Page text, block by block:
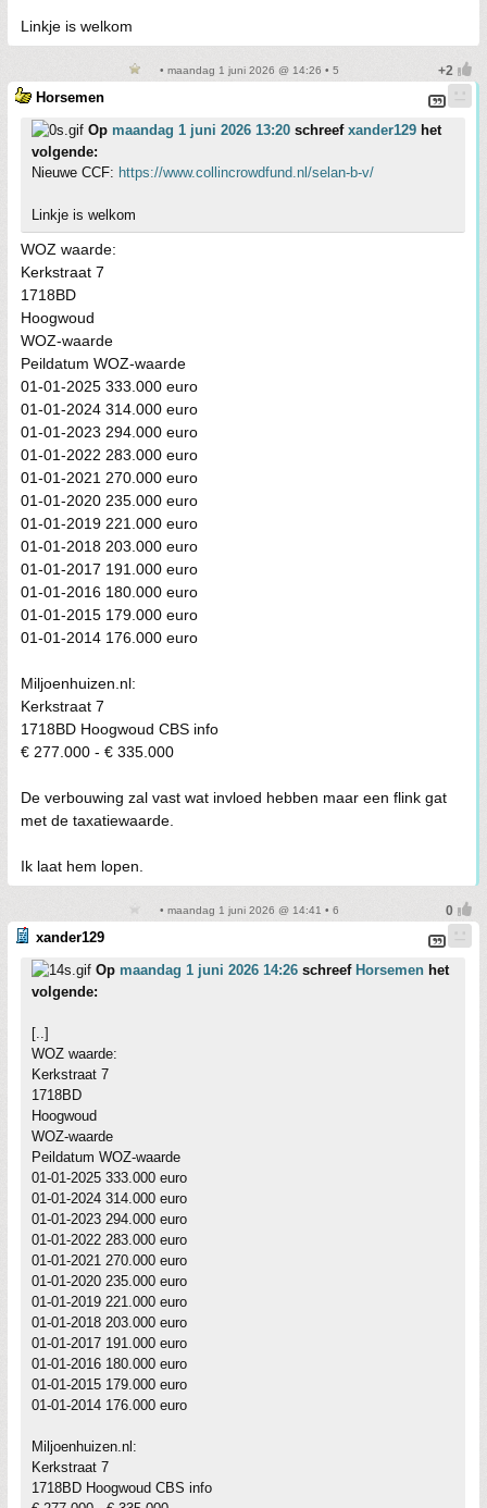
Linkje is welkom
• maandag 1 juni 2026 @ 14:26 • 5
Horsemen
Op maandag 1 juni 2026 13:20 schreef xander129 het
volgende:
Nieuwe CCF: https://www.collincrowdfund.nl/selan-b-v/
Linkje is welkom
WOZ waarde:
Kerkstraat 7
1718BD
Hoogwoud
WOZ-waarde
Peildatum WOZ-waarde
01-01-2025 333.000 euro
01-01-2024 314.000 euro
01-01-2023 294.000 euro
01-01-2022 283.000 euro
01-01-2021 270.000 euro
01-01-2020 235.000 euro
01-01-2019 221.000 euro
01-01-2018 203.000 euro
01-01-2017 191.000 euro
01-01-2016 180.000 euro
01-01-2015 179.000 euro
01-01-2014 176.000 euro
Miljoenhuizen.nl:
Kerkstraat 7
1718BD Hoogwoud CBS info
€ 277.000 - € 335.000
De verbouwing zal vast wat invloed hebben maar een flink gat
met de taxatiewaarde.
Ik laat hem lopen.
• maandag 1 juni 2026 @ 14:41 • 6
xander129
Op maandag 1 juni 2026 14:26 schreef Horsemen het
volgende:
[..]
WOZ waarde:
Kerkstraat 7
1718BD
Hoogwoud
WOZ-waarde
Peildatum WOZ-waarde
01-01-2025 333.000 euro
01-01-2024 314.000 euro
01-01-2023 294.000 euro
01-01-2022 283.000 euro
01-01-2021 270.000 euro
01-01-2020 235.000 euro
01-01-2019 221.000 euro
01-01-2018 203.000 euro
01-01-2017 191.000 euro
01-01-2016 180.000 euro
01-01-2015 179.000 euro
01-01-2014 176.000 euro
Miljoenhuizen.nl:
Kerkstraat 7
1718BD Hoogwoud CBS info